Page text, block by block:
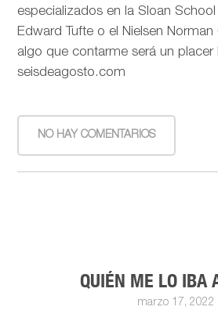
especializados en la Sloan School
Edward Tufte o el Nielsen
algo que contarme será un placer
seisdeagosto.com
NO HAY COMENTARIOS
QUIÉN ME LO IBA
marzo 17, 2022